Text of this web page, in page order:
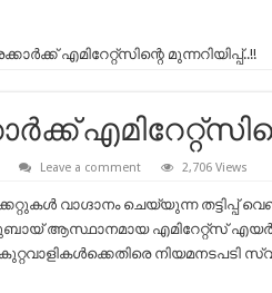
എമിറേറ്റ്സിന്റെ മുന്നറിയിപ്പ്..!!
Leave a comment 2,706 Views
വാഗ്ദാനം ചെയ്യുന്ന തട്ടിപ്പ്
ആസ്ഥാനമായ എമിറേറ്റ്സ്
നിയമനടപടി